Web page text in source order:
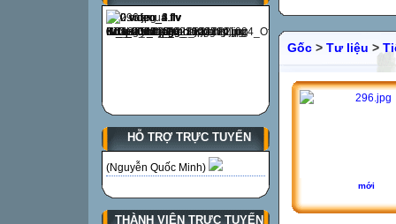
HỖ TRỢ TRỰC TUYẾN
(Nguyễn Quốc Minh)
THÀNH VIÊN TRỰC TUYẾN
Gốc > Tư liệu >
mới